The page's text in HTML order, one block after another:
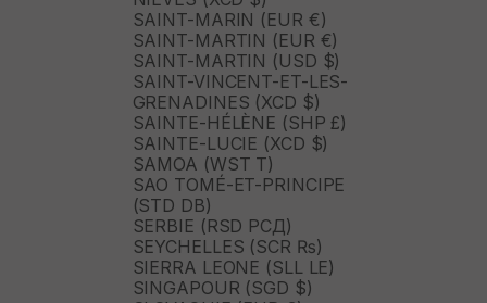
SAINT-MARIN (EUR €)
SAINT-MARTIN (EUR €)
SAINT-MARTIN (USD $)
SAINT-VINCENT-ET-LES-
GRENADINES (XCD $)
SAINTE-HÉLÈNE (SHP £)
SAINTE-LUCIE (XCD $)
SAMOA (WST T)
SAO TOMÉ-ET-PRINCIPE
(STD DB)
SERBIE (RSD РСД)
SEYCHELLES (SCR ₨)
SIERRA LEONE (SLL LE)
SINGAPOUR (SGD $)